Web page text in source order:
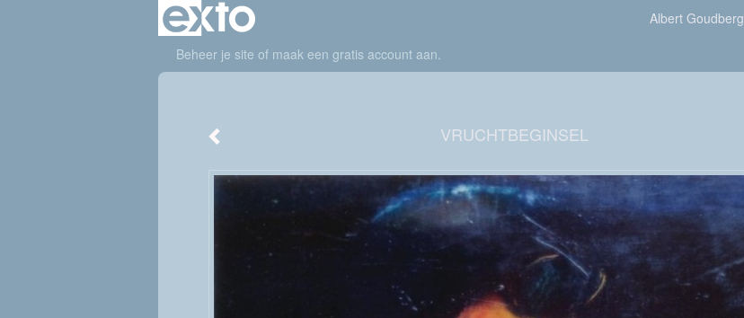
Albert Goudberg
Beheer je site of maak een gratis account aan.
VRUCHTBEGINSEL